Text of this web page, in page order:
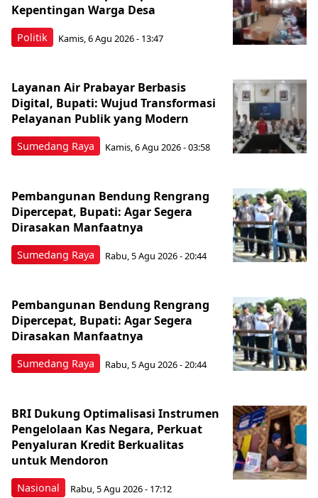
Politik
Kepentingan Warga Desa
Kamis, 6 Agu 2026 - 13:47
Sumedang Raya
Layanan Air Prabayar Berbasis
Digital, Bupati: Wujud Transformasi
Pelayanan Publik yang Modern
Kamis, 6 Agu 2026 - 03:58
Sumedang Raya
Pembangunan Bendung Rengrang
Dipercepat, Bupati: Agar Segera
Dirasakan Manfaatnya
Rabu, 5 Agu 2026 - 20:44
Sumedang Raya
Pembangunan Bendung Rengrang
Dipercepat, Bupati: Agar Segera
Dirasakan Manfaatnya
Rabu, 5 Agu 2026 - 20:44
Nasional
BRI Dukung Optimalisasi Instrumen
Pengelolaan Kas Negara, Perkuat
Penyaluran Kredit Berkualitas
untuk Mendoron
Rabu, 5 Agu 2026 - 17:12